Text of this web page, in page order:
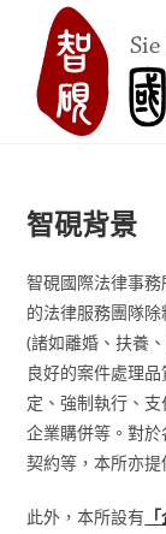
content
智硯背景
智硯國際法律事
的法律服務團隊
(諸如離婚、扶養
良好的案件處理
定、強制執行、
企業購併等。對
契約等，本所亦
此外，本所設有